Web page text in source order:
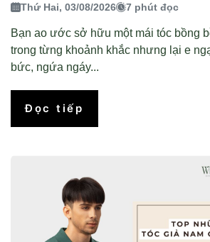
Thứ Hai, 03/08/2026 7 phút đọc
Bạn ao ước sở hữu một mái tóc bồng
trong từng khoảnh khắc nhưng lại e
bức, ngứa ngáy...
Đọc tiếp